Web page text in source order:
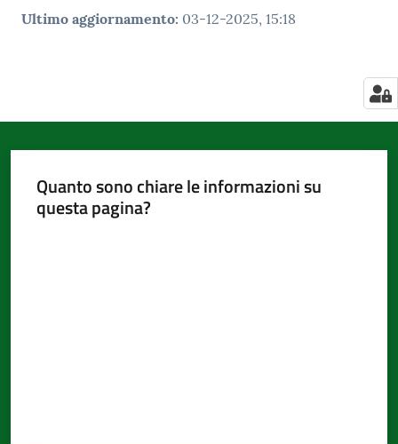
Ultimo aggiornamento: 03-12-2025, 15:18
Quanto sono chiare le informazioni su
questa pagina?